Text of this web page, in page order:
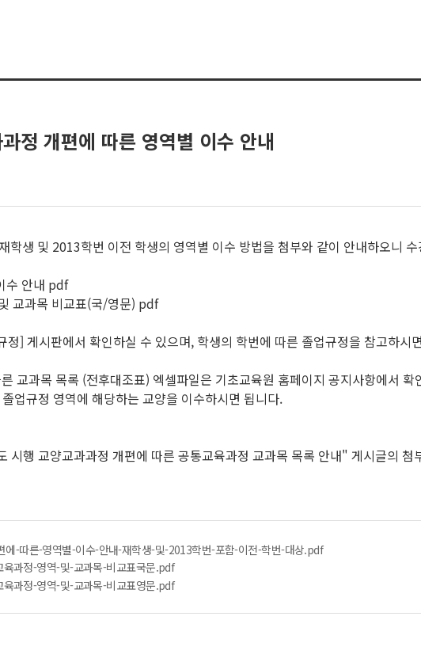
정 개편에 따른 영역별 이수 안내
학생 및 2013학번 이전 학생의 영역별 이수 방법을 첨부와 같이 안내하오니
수 안내 pdf
교과목 비교표(국/영문) pdf
] 게시판에서 확인하실 수 있으며, 학생의 학번에 따른 졸업규정을 참고하시
교과목 목록 (전후대조표) 엑셀파일은 기초교육원 홈페이지 공지사항에서 확
규정 영역에 해당하는 교양을 이수하시면 됩니다.
시행 교양교과과정 개편에 따른 공통교육과정 교과목 목록 안내" 게시글의 첨
에-따른-영역별-이수-안내-재학생-및-2013학번-포함-이전-학번-대상.pdf
과정-영역-및-교과목-비교표국문.pdf
과정-영역-및-교과목-비교표영문.pdf